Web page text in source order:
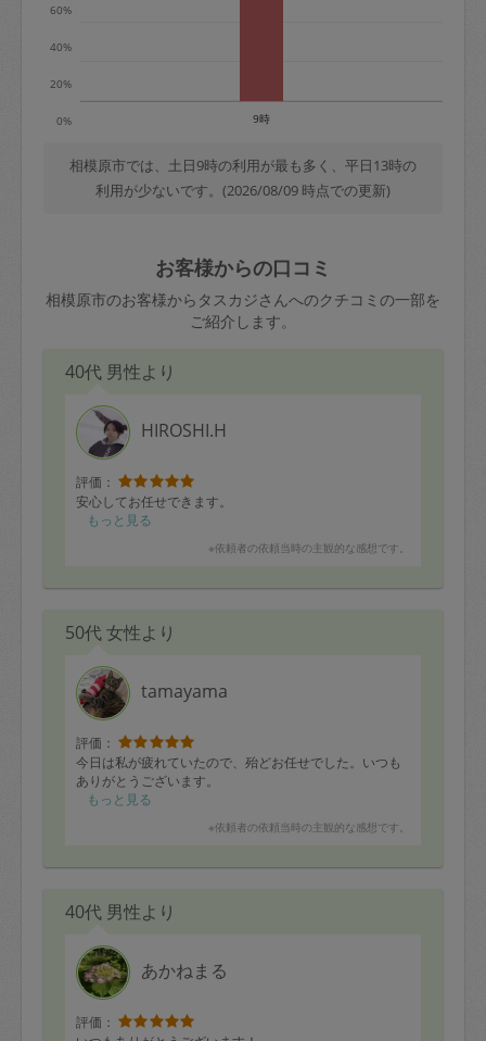
0%
20%
40%
60%
9時
相模原市では、土日9時の利用が最も多く、平日13時の
利用が少ないです。(2026/08/09 時点での更新)
お客様からの口コミ
相模原市のお客様からタスカジさんへのクチコミの一部を
ご紹介します。
40代 男性より
HIROSHI.H
評価：
安心してお任せできます。
もっと見る
※依頼者の依頼当時の主観的な感想です。
50代 女性より
tamayama
評価：
今日は私が疲れていたので、殆どお任せでした。いつも
ありがとうございます。
もっと見る
※依頼者の依頼当時の主観的な感想です。
40代 男性より
あかねまる
評価：